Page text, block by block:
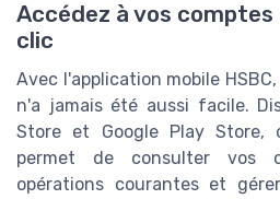
Accédez à vos comptes
clic
Avec l'application mobile
n'a jamais été aussi facile.
Store et Google Play Store,
permet de consulter vos
opérations courantes et